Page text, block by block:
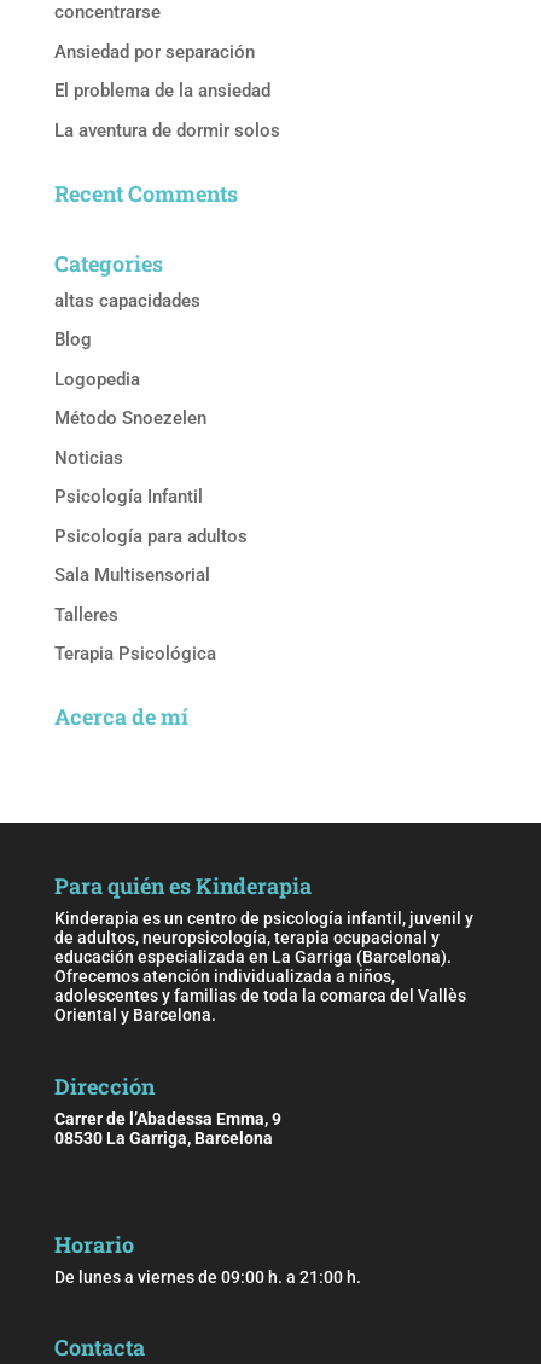
concentrarse
Ansiedad por separación
El problema de la ansiedad
La aventura de dormir solos
Recent Comments
Categories
altas capacidades
Blog
Logopedia
Método Snoezelen
Noticias
Psicología Infantil
Psicología para adultos
Sala Multisensorial
Talleres
Terapia Psicológica
Acerca de mí
Para quién es Kinderapia
Kinderapia es un centro de psicología infantil, juvenil y
de adultos, neuropsicología, terapia ocupacional y
educación especializada en La Garriga (Barcelona).
Ofrecemos atención individualizada a niños,
adolescentes y familias de toda la comarca del Vallès
Oriental y Barcelona.
Dirección
Carrer de l’Abadessa Emma, 9
08530 La Garriga, Barcelona
Horario
De lunes a viernes de 09:00 h. a 21:00 h.
Contacta